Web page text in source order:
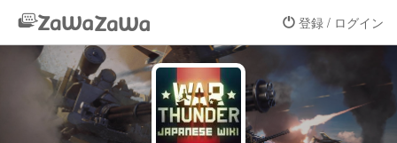
登録 / ログイン